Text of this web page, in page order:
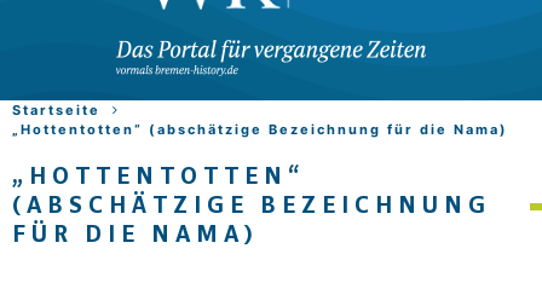
Startseite
„Hottentotten“ (abschätzige Bezeichnung für die Nama)
„HOTTENTOTTEN“
(ABSCHÄTZIGE BEZEICHNUNG
FÜR DIE NAMA)